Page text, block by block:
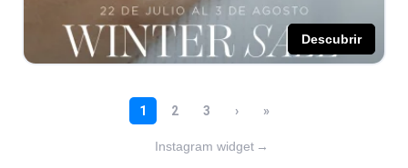
Instagram widget →